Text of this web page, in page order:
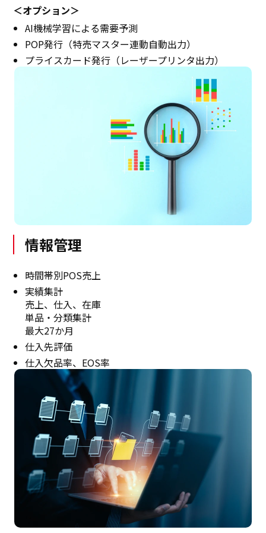
＜オプション＞
AI機械学習による需要予測
POP発行（特売マスター連動自動出力）
プライスカード発行（レーザープリンタ出力）
情報管理
時間帯別POS売上
実績集計
売上、仕入、在庫
単品・分類集計
最大27か月
仕入先評価
仕入欠品率、EOS率